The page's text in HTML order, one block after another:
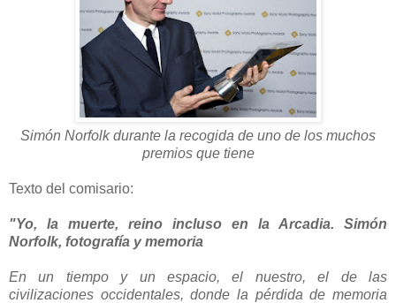
Simón Norfolk durante la recogida de uno de los muchos
premios que tiene
Texto del comisario:
"Yo, la muerte, reino incluso en la Arcadia. Simón
Norfolk, fotografía y memoria
En un tiempo y un espacio, el nuestro, el de las
civilizaciones occidentales, donde la pérdida de memoria